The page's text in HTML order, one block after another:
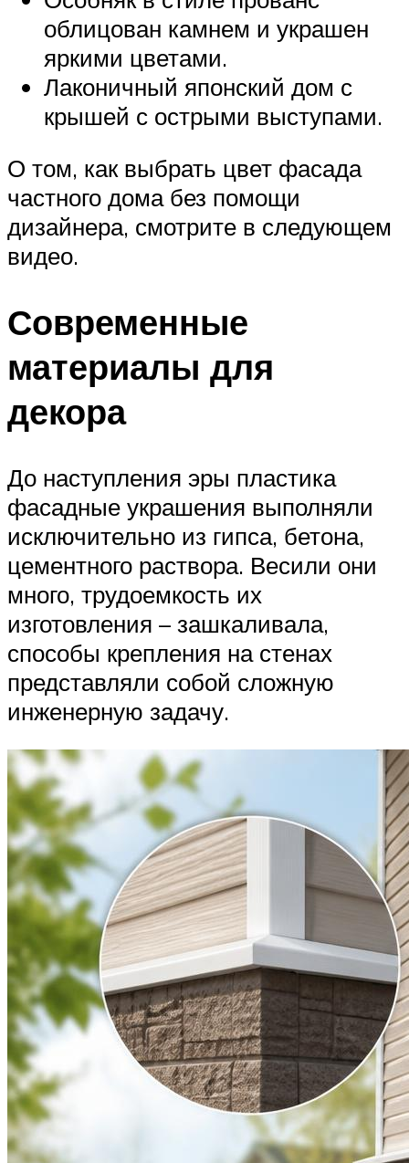
облицован камнем и украшен
яркими цветами.
Лаконичный японский дом с
крышей с острыми выступами.
О том, как выбрать цвет фасада
частного дома без помощи
дизайнера, смотрите в следующем
видео.
Современные
материалы для
декора
До наступления эры пластика
фасадные украшения выполняли
исключительно из гипса, бетона,
цементного раствора. Весили они
много, трудоемкость их
изготовления – зашкаливала,
способы крепления на стенах
представляли собой сложную
инженерную задачу.